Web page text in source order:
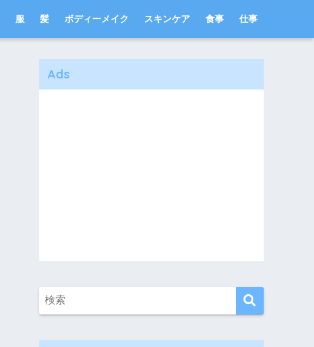
服 髪 ボディーメイク スキンケア 食事 仕事
Ads